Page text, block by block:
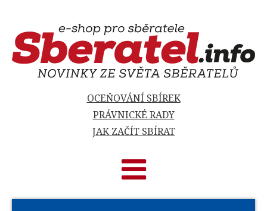
OCEŇOVÁNÍ SBÍREK
PRÁVNICKÉ RADY
JAK ZAČÍT SBÍRAT